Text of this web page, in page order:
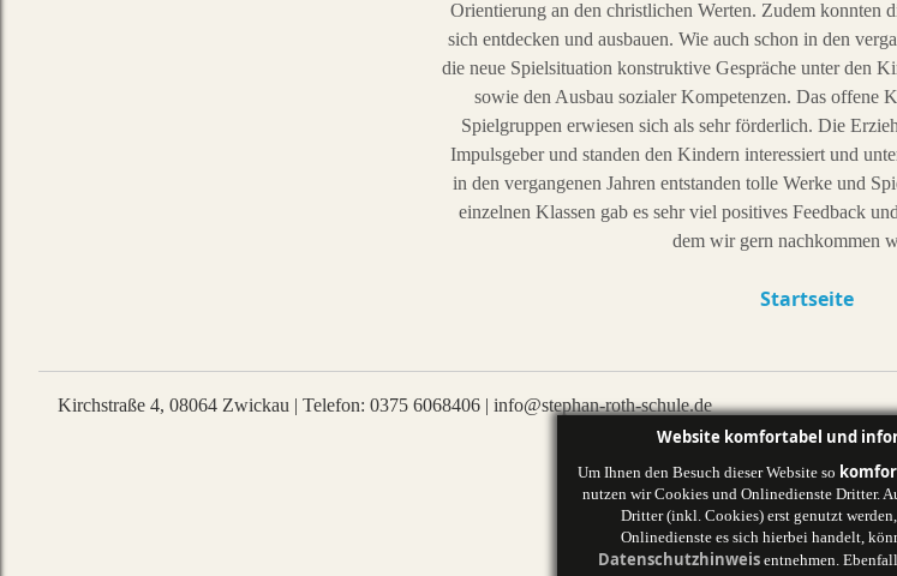
Orientierung an den christlichen Werten. Zudem konnten
sich entdecken und ausbauen. Wie auch schon in den
die neue Spielsituation konstruktive Gespräche unter den
sowie den Ausbau sozialer Kompetenzen. Das offene
Spielgruppen erwiesen sich als sehr förderlich. Die
Impulsgeber und standen den Kindern interessiert und
in den vergangenen Jahren entstanden tolle Werke und
einzelnen Klassen gab es sehr viel positives Feedback
dem wir gern nachkommen
Startseite
Kirchstraße 4, 08064 Zwickau | Telefon: 0375 6068406 | info@stephan-roth-schule.de
Website komfortabel und
Um Ihnen den Besuch dieser Website so
nutzen wir Cookies und Onlinedienste Dritter.
Dritter (inkl. Cookies) erst genutzt
Onlinedienste es sich hierbei handelt,
Datenschutzhinweis entnehmen.